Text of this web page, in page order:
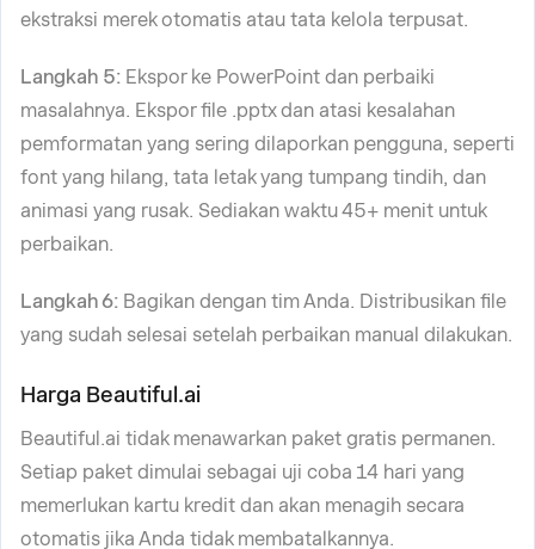
ekstraksi merek otomatis atau tata kelola terpusat.
Langkah 5: Ekspor ke PowerPoint dan perbaiki
masalahnya. Ekspor file .pptx dan atasi kesalahan
pemformatan yang sering dilaporkan pengguna, seperti
font yang hilang, tata letak yang tumpang tindih, dan
animasi yang rusak. Sediakan waktu 45+ menit untuk
perbaikan.
Langkah 6: Bagikan dengan tim Anda. Distribusikan file
yang sudah selesai setelah perbaikan manual dilakukan.
Harga Beautiful.ai
Beautiful.ai tidak menawarkan paket gratis permanen.
Setiap paket dimulai sebagai uji coba 14 hari yang
memerlukan kartu kredit dan akan menagih secara
otomatis jika Anda tidak membatalkannya.